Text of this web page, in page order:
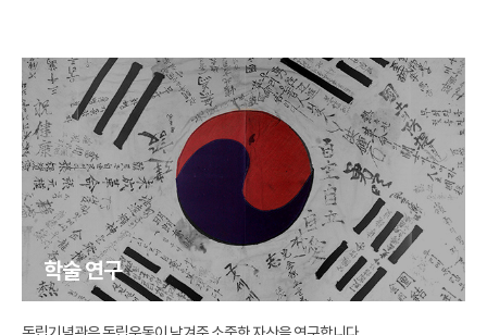
학술 연구